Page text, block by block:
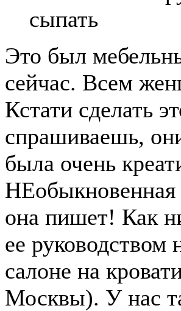
сыпать
Это был
сейчас. Всем
Кстати сделать
спрашиваешь,
была очень
НЕобыкновенная
она пишет! Как
ее руководством
салоне на
Москвы). У нас